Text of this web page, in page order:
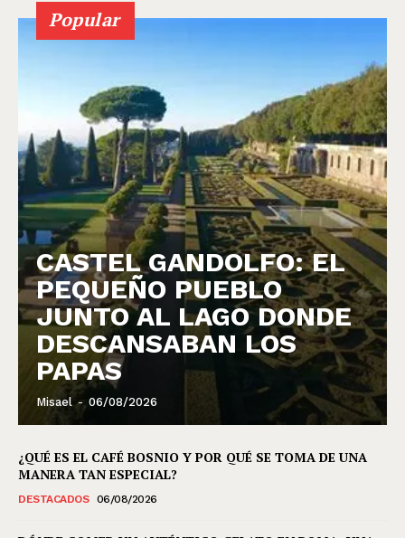
Popular
CASTEL GANDOLFO: EL
PEQUEÑO PUEBLO
JUNTO AL LAGO DONDE
DESCANSABAN LOS
PAPAS
Misael - 06/08/2026
¿QUÉ ES EL CAFÉ BOSNIO Y POR QUÉ SE TOMA DE UNA
MANERA TAN ESPECIAL?
DESTACADOS 06/08/2026